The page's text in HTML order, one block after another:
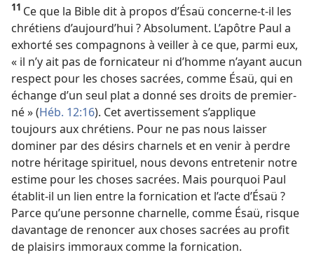
11 Ce que la Bible dit à propos d’Ésaü concerne-t-il les
chrétiens d’aujourd’hui ? Absolument. L’apôtre Paul a
exhorté ses compagnons à veiller à ce que, parmi eux,
« il n’y ait pas de fornicateur ni d’homme n’ayant aucun
respect pour les choses sacrées, comme Ésaü, qui en
échange d’un seul plat a donné ses droits de premier-
né » (Héb. 12:16). Cet avertissement s’applique
toujours aux chrétiens. Pour ne pas nous laisser
dominer par des désirs charnels et en venir à perdre
notre héritage spirituel, nous devons entretenir notre
estime pour les choses sacrées. Mais pourquoi Paul
établit-il un lien entre la fornication et l’acte d’Ésaü ?
Parce qu’une personne charnelle, comme Ésaü, risque
davantage de renoncer aux choses sacrées au profit
de plaisirs immoraux comme la fornication.